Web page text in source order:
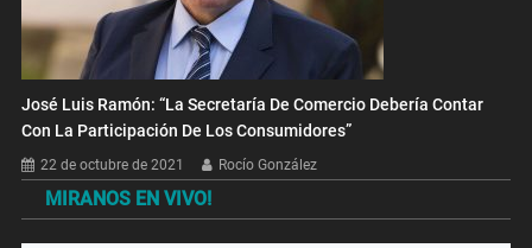
José Luis Ramón: “La Secretaría De Comercio Debería Contar
Con La Participación De Los Consumidores”
22 de octubre de 2021 Rocío González
MIRANOS EN VIVO!